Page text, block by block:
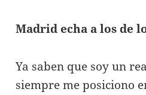
Madrid echa a los de
Ya saben que soy un
siempre me posiciono